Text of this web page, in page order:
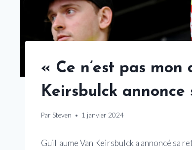
« Ce n’est pas
Keirsbulck
Par Steven 1 janvier 2024
Guillaume Van Keirsbulck a annoncé sa